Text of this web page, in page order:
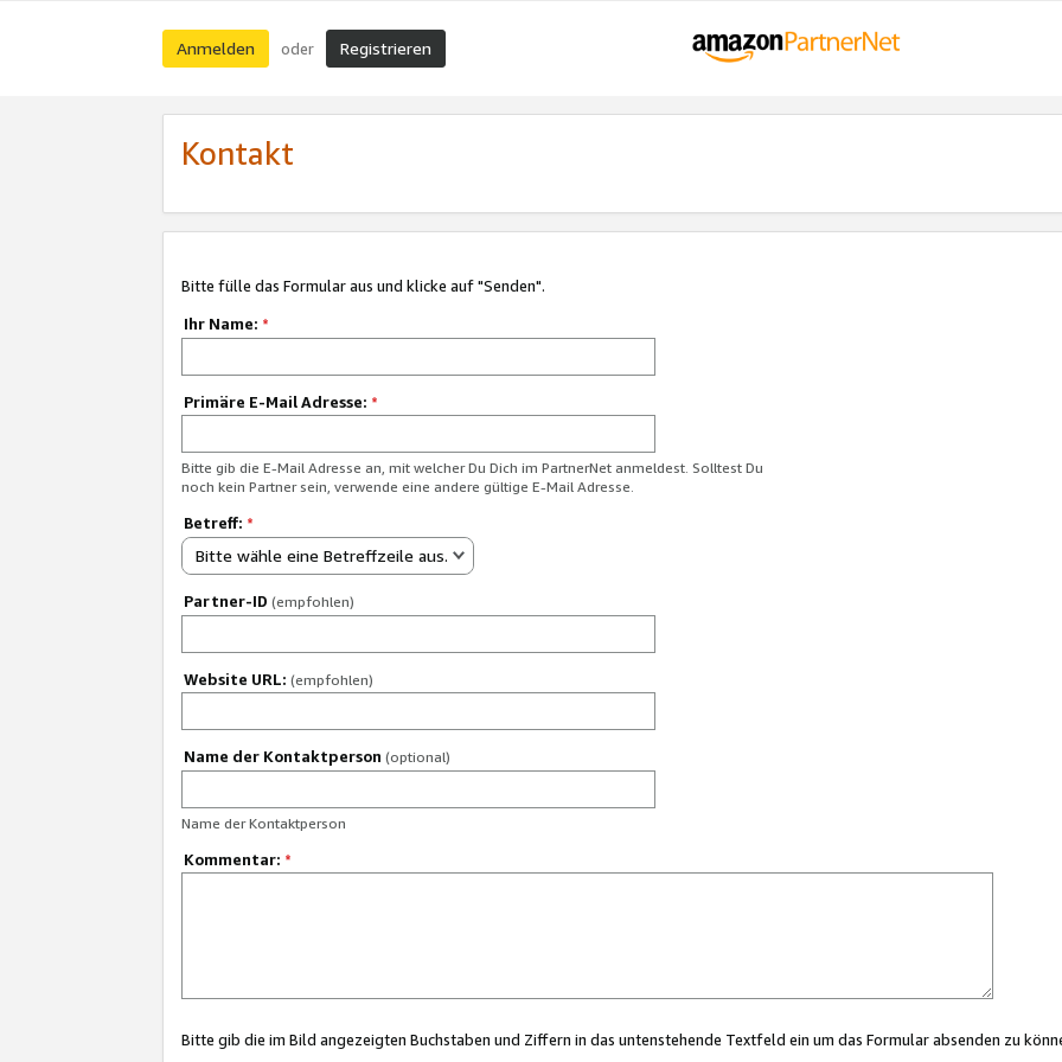
Anmelden oder Registrieren
Kontakt
Bitte fülle das Formular aus und klicke auf "Senden".
Ihr Name: *
Primäre E-Mail Adresse: *
Bitte gib die E-Mail Adresse an, mit welcher Du Dich im PartnerNet anmeldest. Solltest Du
noch kein Partner sein, verwende eine andere gültige E-Mail Adresse.
Betreff: *
Bitte wähle eine Betreffzeile aus.
Partner-ID (empfohlen)
Website URL: (empfohlen)
Name der Kontaktperson (optional)
Name der Kontaktperson
Kommentar: *
Bitte gib die im Bild angezeigten Buchstaben und Ziffern in das untenstehende Textfeld ein um das Formular absenden zu